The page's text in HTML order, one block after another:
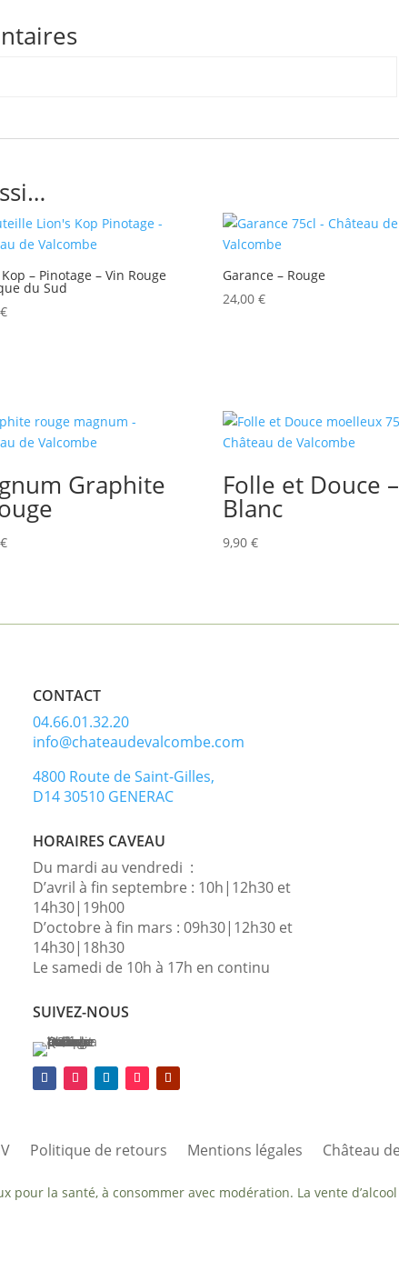
Kop – Pinotage – Vin Rouge
du Sud
€
Garance – Rouge
24,00 €
Graphite
€
Folle et Douce –
Blanc
9,90 €
CONTACT
04.66.01.32.20
info@chateaudevalcombe.com
4800 Route de Saint-Gilles,
D14 30510 GENERAC
HORAIRES CAVEAU
Du mardi au vendredi :
D’avril à fin septembre : 10h|12h30 et
14h30|19h00
D’octobre à fin mars : 09h30|12h30 et
14h30|18h30
Le samedi de 10h à 17h en continu
SUIVEZ-NOUS
Politique de retours Mentions légales Château
pour la santé, à consommer avec modération. La vente